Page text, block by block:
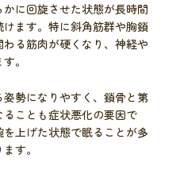
に回旋させた状態が長時間
ます。特に斜角筋群や胸鎖
る筋肉が硬くなり、神経や
。
勢になりやすく、鎖骨と第
ことも症状悪化の要因で
上げた状態で眠ることが多
す。